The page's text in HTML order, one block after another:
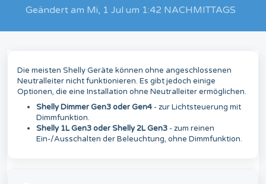
Geändert am Mi, 1 Jul um 1:42 NACHMITTAGS
Die meisten Shelly Geräte können ohne angeschlossenen
Neutralleiter nicht funktionieren. Es gibt jedoch einige
Optionen, die eine Installation ohne Neutralleiter ermöglichen.
Shelly Dimmer Gen3 oder Gen4 - zur Lichtsteuerung mit
Dimmfunktion.
Shelly 1L Gen3 oder Shelly 2L Gen3 - zum reinen
Ein-/Ausschalten der Beleuchtung, ohne Dimmfunktion.